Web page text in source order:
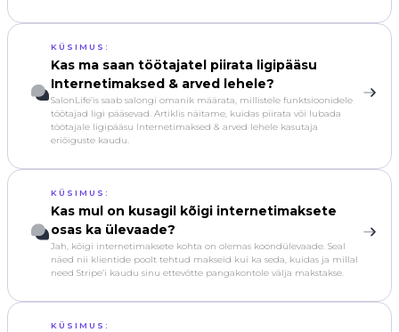
KÜSIMUS:
Kas ma saan töötajatel piirata ligipääsu
Internetimaksed & arved lehele?
SalonLife’is saab salongi omanik määrata, millistele funktsioonidele
töötajad ligi pääsevad. Artiklis näitame, kuidas piirata või lubada
töötajale ligipääsu Internetimaksed & arved lehele kasutaja
eriõiguste kaudu.
KÜSIMUS:
Kas mul on kusagil kõigi internetimaksete
osas ka ülevaade?
Jah, kõigi internetimaksete kohta on olemas koondülevaade. Seal
näed nii klientide poolt tehtud makseid kui ka seda, kuidas ja millal
need Stripe’i kaudu sinu ettevõtte pangakontole välja makstakse.
KÜSIMUS: